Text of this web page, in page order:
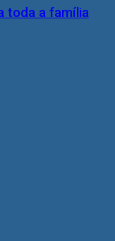
toda a família